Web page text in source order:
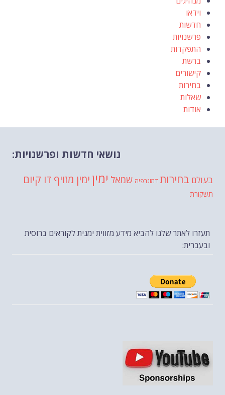
וידאו
חדשות
פרשנויות
התפקדות
ברשת
קישורים
בחירות
שאלות
אודות
נושאי חדשות ופרשנויות:
בעולם בחירות דמוגרפיה שמאל ימין ימין מזויף דו קיום
תשקורת
תעזרו לאתר שלנו להביא מידע מזווית ימנית לקוראים ברוסית
ובעברית: